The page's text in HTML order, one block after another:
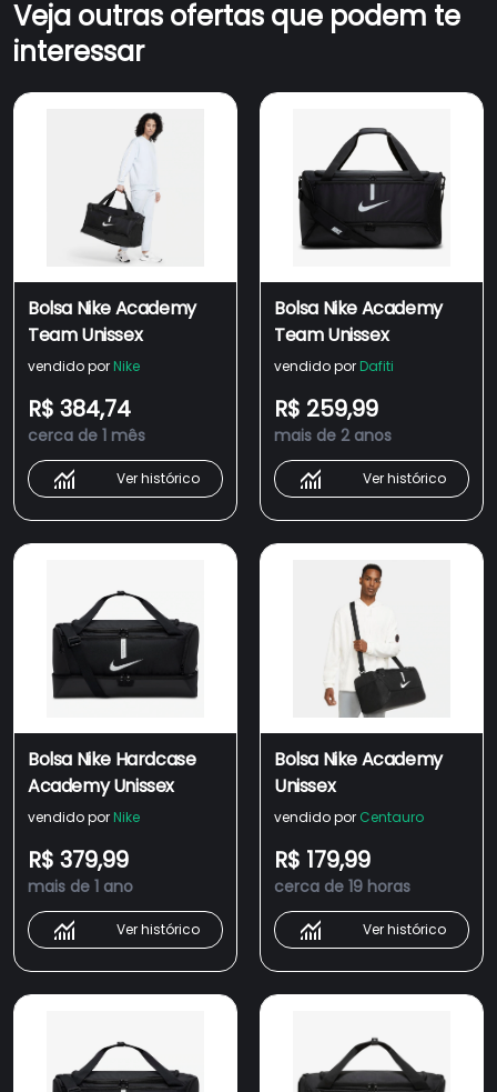
Veja outras ofertas que podem te
interessar
Bolsa Nike Academy
Team Unissex
vendido por Nike
R$ 384,74
cerca de 1 mês
Ver histórico
Bolsa Nike Academy
Team Unissex
vendido por Dafiti
R$ 259,99
mais de 2 anos
Ver histórico
Bolsa Nike Hardcase
Academy Unissex
vendido por Nike
R$ 379,99
mais de 1 ano
Ver histórico
Bolsa Nike Academy
Unissex
vendido por Centauro
R$ 179,99
cerca de 19 horas
Ver histórico